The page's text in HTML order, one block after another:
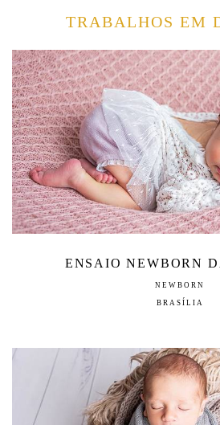
TRABALHOS EM
ENSAIO NEWBORN
NEWBORN
BRASÍLIA